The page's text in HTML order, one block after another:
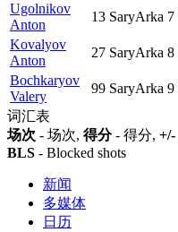
Ugolnikov
Anton
13 SaryArka 7
Kovalyov
Anton
27 SaryArka 8
Bochkaryov
Valery
99 SaryArka 9
词汇表
场次 - 场次, 得分- 得分, +/-
BLS - Blocked shots
新闻
多媒体
日历